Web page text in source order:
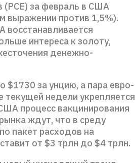
(PCE) за февраль в США
выражении против 1,5%).
восстанавливается
интереса к золоту,
денежно-
$1730 за унцию, а пара евро-
недели укрепляется
процесс вакцинирования
ждут, что в среду
пакет расходов на
от $3 трлн до $4 трлн.